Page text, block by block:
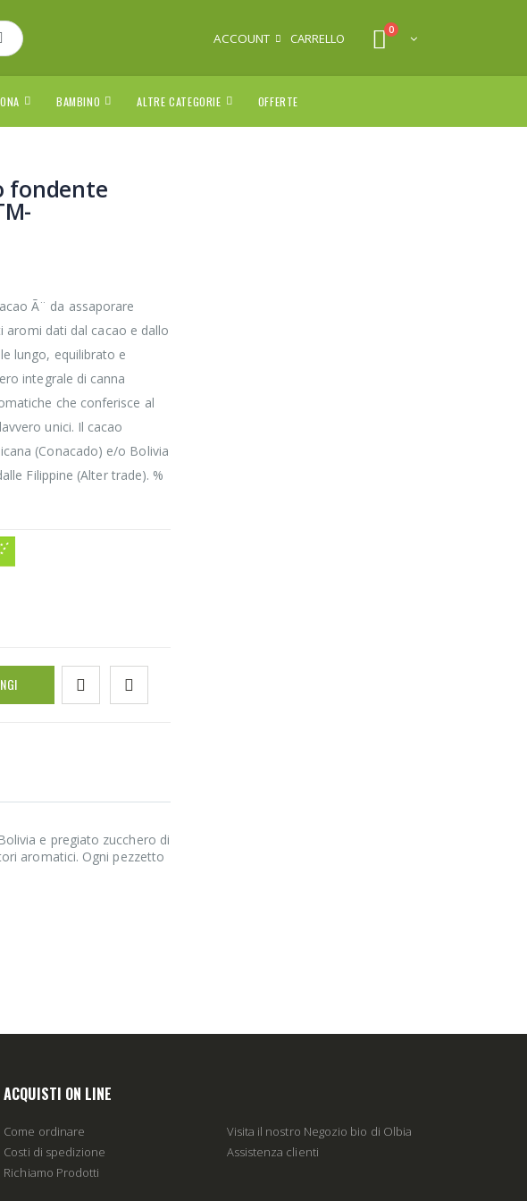
ACCOUNT CARRELLO
0
BAMBINO ALTRE CATEGORIE OFFERTE
fondente
Ã¨ da assaporare
aromi dati dal cacao e dallo
lungo, equilibrato e
integrale di canna
che conferisce al
unici. Il cacao
(Conacado) e/o Bolivia
Filippine (Alter trade). %
e pregiato zucchero di
aromatici. Ogni pezzetto
ACQUISTI ON LINE
Come ordinare
Costi di spedizione
Richiamo Prodotti
Visita il nostro Negozio bio di Olbia
Assistenza clienti